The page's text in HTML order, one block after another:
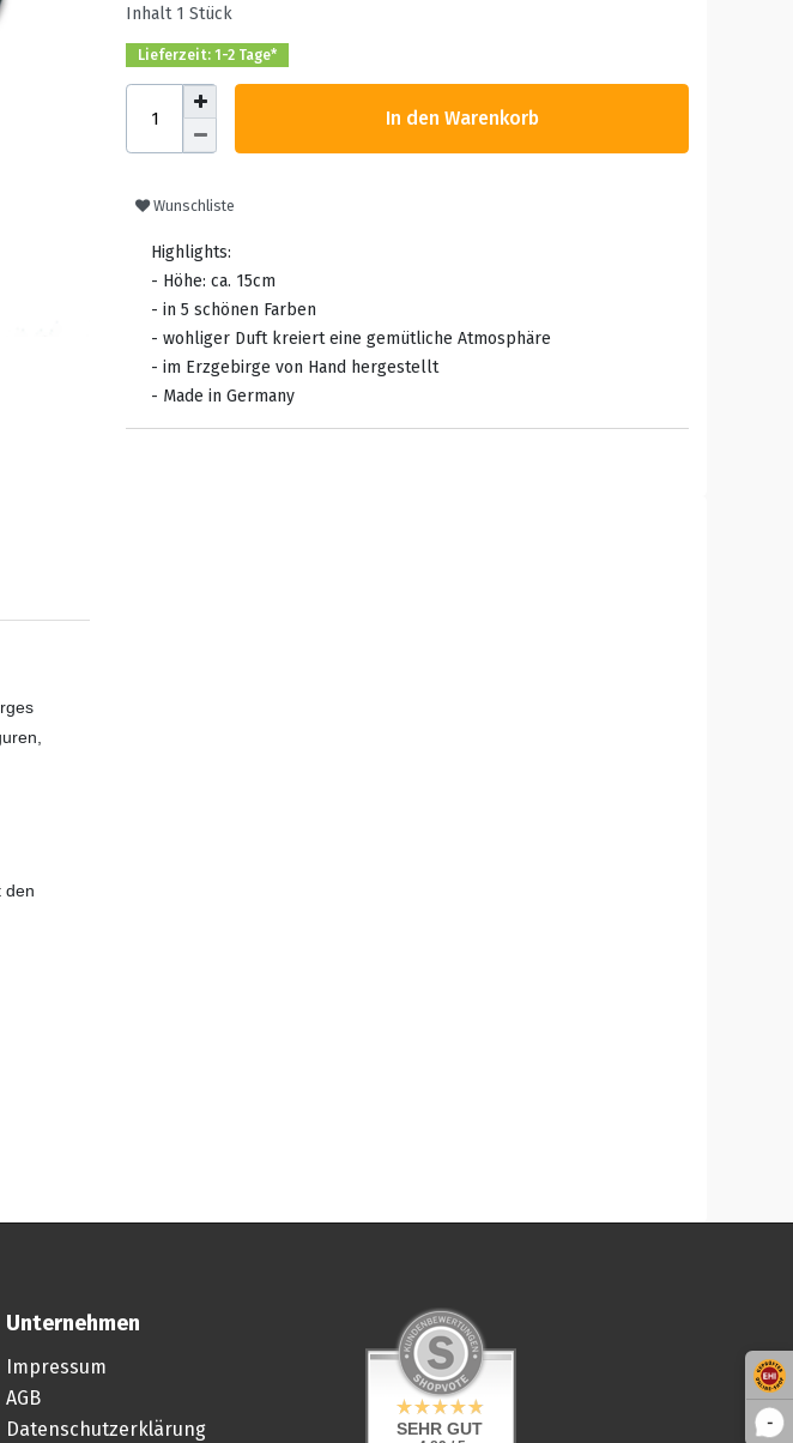
-
Inhalt 1 Stück
Lieferzeit: 1-2 Tage*
In den Warenkorb
Wunschliste
Highlights:
- Höhe: ca. 15cm
- in 5 schönen Farben
- wohliger Duft kreiert eine gemütliche Atmosphäre
- im Erzgebirge von Hand hergestellt
- Made in Germany
den
Unternehmen
Impressum
AGB
Datenschutzerklärung
SEHR GUT